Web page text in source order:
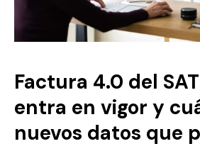
Factura 4.0 del
entra en vigor y
nuevos datos que